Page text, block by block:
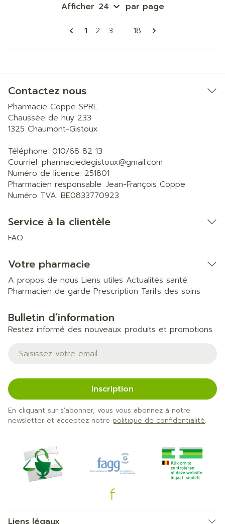
Pages
Vous lisez actuellement la page
1 Page
2 Page
3 ... Page
18
Afficher par page
Contactez nous
Pharmacie Coppe SPRL
Chaussée de huy 233
1325 Chaumont-Gistoux
Téléphone: 010/68 82 13
Courriel: pharmaciedegistoux@gmail.com
Numéro de licence: 251801
Pharmacien responsable: Jean-François Coppe
Numéro TVA: BE0833770923
Service à la clientèle
FAQ
Votre pharmacie
A propos de nous Liens utiles Actualités santé
Pharmacien de garde Prescription Tarifs des soins
Bulletin d’information
Restez informé des nouveaux produits et promotions
Adresse mail
Inscription
En cliquant sur s'abonner, vous vous abonnez à notre
newsletter et acceptez notre politique de confidentialité.
Liens légaux